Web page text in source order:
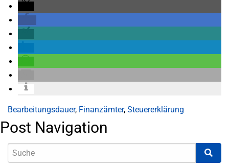
Bearbeitungsdauer, Finanzämter, Steuererklärung
Post Navigation